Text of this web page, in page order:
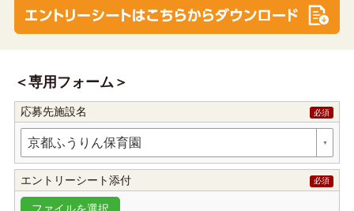
専用フォーム
応募先施設名
エントリーシート添付